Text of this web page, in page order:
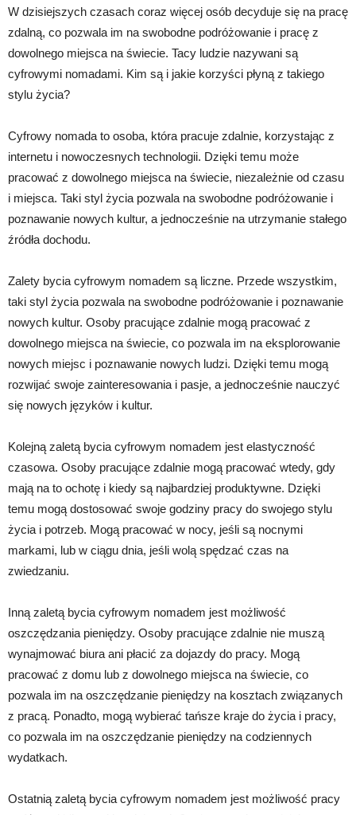
W dzisiejszych czasach coraz więcej osób decyduje się na pracę
zdalną, co pozwala im na swobodne podróżowanie i pracę z
dowolnego miejsca na świecie. Tacy ludzie nazywani są
cyfrowymi nomadami. Kim są i jakie korzyści płyną z takiego
stylu życia?
Cyfrowy nomada to osoba, która pracuje zdalnie, korzystając z
internetu i nowoczesnych technologii. Dzięki temu może
pracować z dowolnego miejsca na świecie, niezależnie od czasu
i miejsca. Taki styl życia pozwala na swobodne podróżowanie i
poznawanie nowych kultur, a jednocześnie na utrzymanie stałego
źródła dochodu.
Zalety bycia cyfrowym nomadem są liczne. Przede wszystkim,
taki styl życia pozwala na swobodne podróżowanie i poznawanie
nowych kultur. Osoby pracujące zdalnie mogą pracować z
dowolnego miejsca na świecie, co pozwala im na eksplorowanie
nowych miejsc i poznawanie nowych ludzi. Dzięki temu mogą
rozwijać swoje zainteresowania i pasje, a jednocześnie nauczyć
się nowych języków i kultur.
Kolejną zaletą bycia cyfrowym nomadem jest elastyczność
czasowa. Osoby pracujące zdalnie mogą pracować wtedy, gdy
mają na to ochotę i kiedy są najbardziej produktywne. Dzięki
temu mogą dostosować swoje godziny pracy do swojego stylu
życia i potrzeb. Mogą pracować w nocy, jeśli są nocnymi
markami, lub w ciągu dnia, jeśli wolą spędzać czas na
zwiedzaniu.
Inną zaletą bycia cyfrowym nomadem jest możliwość
oszczędzania pieniędzy. Osoby pracujące zdalnie nie muszą
wynajmować biura ani płacić za dojazdy do pracy. Mogą
pracować z domu lub z dowolnego miejsca na świecie, co
pozwala im na oszczędzanie pieniędzy na kosztach związanych
z pracą. Ponadto, mogą wybierać tańsze kraje do życia i pracy,
co pozwala im na oszczędzanie pieniędzy na codziennych
wydatkach.
Ostatnią zaletą bycia cyfrowym nomadem jest możliwość pracy